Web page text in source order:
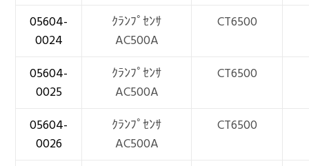
05604-
0024
ｸﾗﾝﾌﾟｾﾝｻ
AC500A
CT6500
05604-
0025
ｸﾗﾝﾌﾟｾﾝｻ
AC500A
CT6500
05604-
0026
ｸﾗﾝﾌﾟｾﾝｻ
AC500A
CT6500